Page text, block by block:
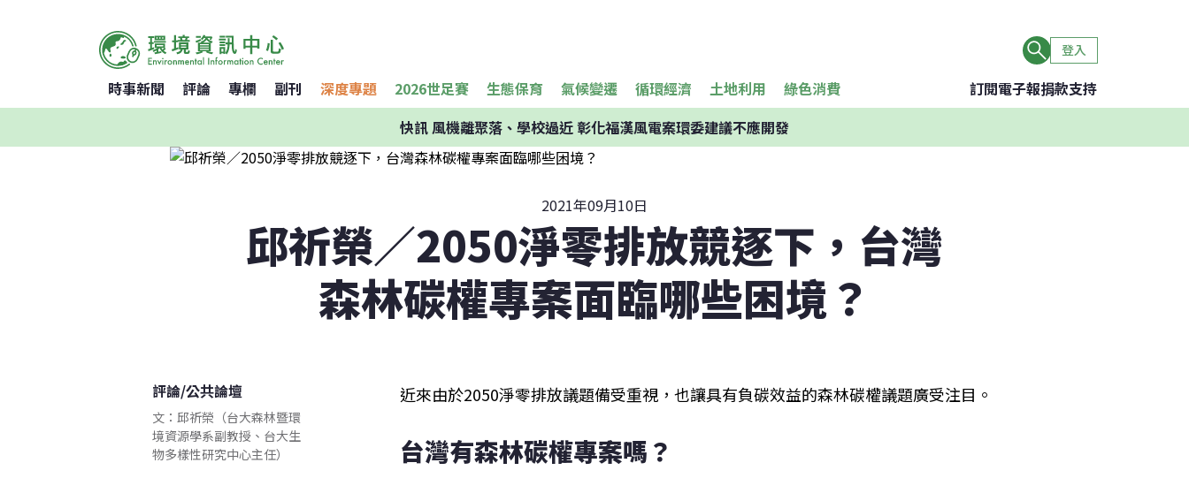
登入
時事新聞 評論 專欄 副刊 深度專題 2026世足賽 生態保育 氣候變遷 循環經濟 土地利用 綠色消費 訂閱電子報捐款支持
快訊風機離聚落、學校過近 彰化福漢風電案環委建議不應開發
2021年09月10日
邱祈榮／2050淨零排放競逐下，台灣
森林碳權專案面臨哪些困境？
評論/公共論壇
文：邱祈榮（台大森林暨環
境資源學系副教授、台大生
物多樣性研究中心主任）
近來由於2050淨零排放議題備受重視，也讓具有負碳效益的森林碳權議題廣受注目。
台灣有森林碳權專案嗎？